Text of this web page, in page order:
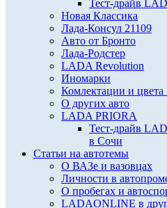
Тест-драйв
Новая Классика
Лада-Консул 21109
Авто от Бронто
Лада-Родстер
LADA Revolution
Иномарки
Комлектации и
О других авто
LADA PRIORA
Тест-драйв
в Сочи
Статьи на автотемы
О ВАЗе и вазовцах
Личности в
О пробегах и
LADAONLINE в